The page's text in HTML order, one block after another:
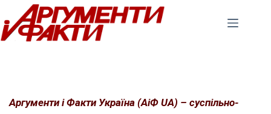
Перейти
до
вмісту
Аргументи і Факти Україна (АіФ UA) – суспільно-